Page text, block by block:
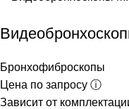
Бронхофиброскопы
Цена по запросу ⓘ
Зависит от